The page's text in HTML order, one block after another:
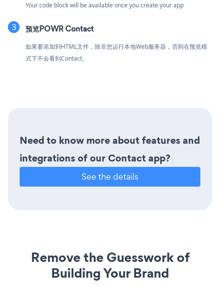
Your code block will be available once you create your app
预览POWR Contact
如果要添加到HTML文件，除非您运行本地Web服务器，否则在预览模
式下不会看到Contact。
Need to know more about features and
integrations of our Contact app?
See the details
Remove the Guesswork of
Building Your Brand